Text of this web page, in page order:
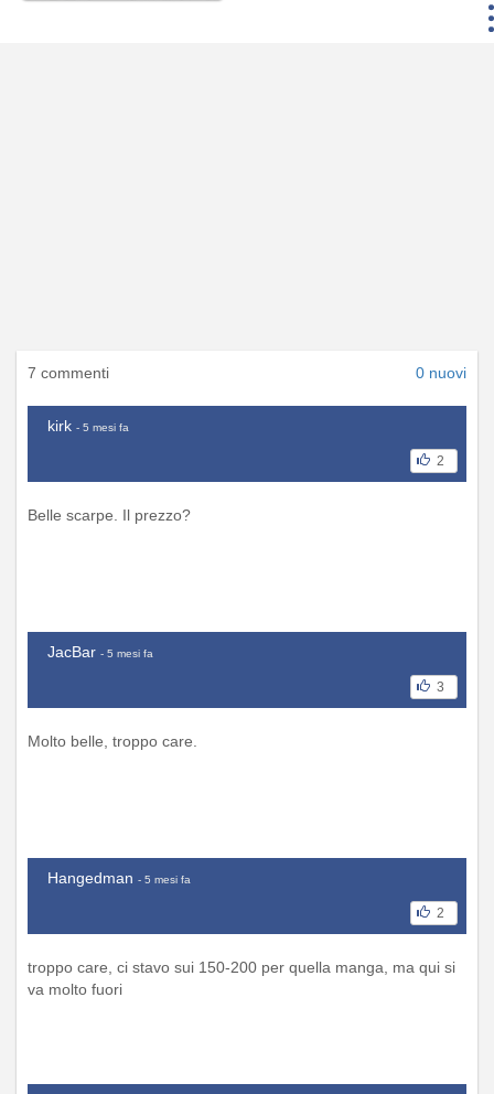
7 commenti 0 nuovi
kirk - 5 mesi fa
2
Belle scarpe. Il prezzo?
JacBar - 5 mesi fa
3
Molto belle, troppo care.
Hangedman - 5 mesi fa
2
troppo care, ci stavo sui 150-200 per quella manga, ma qui si
va molto fuori